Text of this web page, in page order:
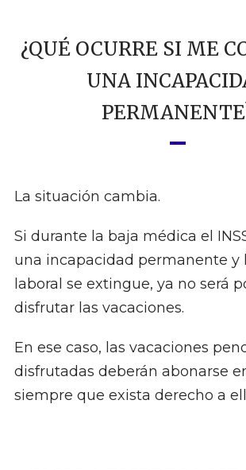
¿QUÉ OCURRE SI ME
UNA
La situación cambia.
Si durante la baja médica el
una incapacidad permanente y
laboral se extingue, ya no será
disfrutar las vacaciones.
En ese caso, las vacaciones
disfrutadas deberán abonarse
siempre que exista derecho a